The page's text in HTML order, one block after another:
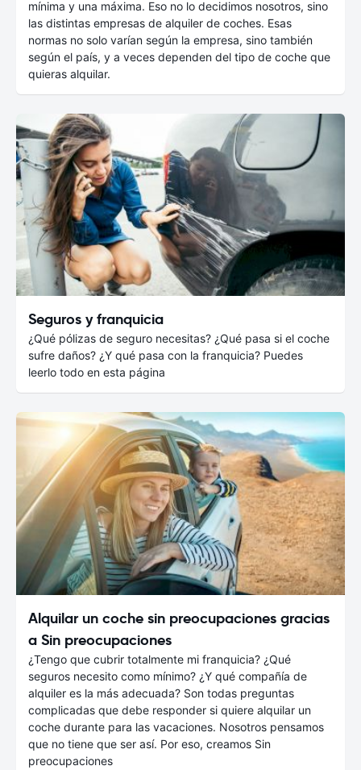
mínima y una máxima. Eso no lo decidimos nosotros, sino
las distintas empresas de alquiler de coches. Esas
normas no solo varían según la empresa, sino también
según el país, y a veces dependen del tipo de coche que
quieras alquilar.
Seguros y franquicia
¿Qué pólizas de seguro necesitas? ¿Qué pasa si el coche
sufre daños? ¿Y qué pasa con la franquicia? Puedes
leerlo todo en esta página
Alquilar un coche sin preocupaciones gracias
a Sin preocupaciones
¿Tengo que cubrir totalmente mi franquicia? ¿Qué
seguros necesito como mínimo? ¿Y qué compañía de
alquiler es la más adecuada? Son todas preguntas
complicadas que debe responder si quiere alquilar un
coche durante para las vacaciones. Nosotros pensamos
que no tiene que ser así. Por eso, creamos Sin
preocupaciones